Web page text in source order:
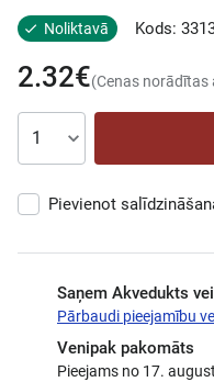
Noliktavā Kods:
2.32€(Cenas norādītas
Pievienot
Saņem Akvedukts
Pārbaudi pieejamību
Venipak pakomāts
Pieejams no 17.